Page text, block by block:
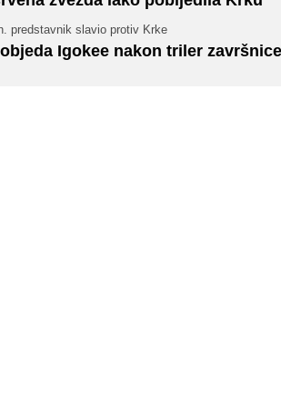
predstavnik slavio protiv Krke
Igokee nakon triler